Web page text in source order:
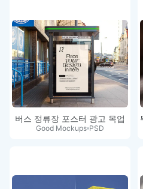
버스 정류장 포스터 광고 목업
Good Mockups PSD